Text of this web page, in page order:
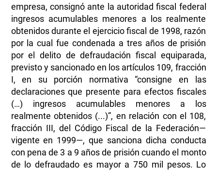
empresa, consignó ante la autoridad fiscal federal
ingresos acumulables menores a los realmente
obtenidos durante el ejercicio fiscal de 1998, razón
por la cual fue condenada a tres años de prisión
por el delito de defraudación fiscal equiparada,
previsto y sancionado en los artículos 109, fracción
I, en su porción normativa “consigne en las
declaraciones que presente para efectos fiscales
(…) ingresos acumulables menores a los
realmente obtenidos (...)”, en relación con el 108,
fracción III, del Código Fiscal de la Federación—
vigente en 1999—, que sanciona dicha conducta
con pena de 3 a 9 años de prisión cuando el monto
de lo defraudado es mayor a 750 mil pesos. Lo